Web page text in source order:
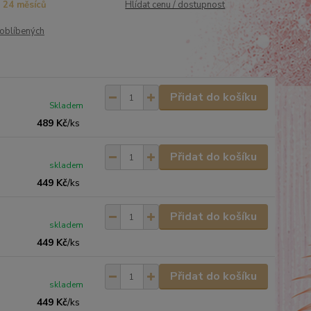
24 měsíců Hlídat cenu / dostupnost
489 Kč/ks
Skladem
Přidat do košíku
449 Kč/ks
skladem
Přidat do košíku
449 Kč/ks
skladem
Přidat do košíku
449 Kč/ks
skladem
Přidat do košíku